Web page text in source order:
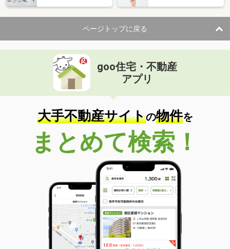
ページトップに戻る
goo住宅・不動産
アプリ
大手不動産サイトの物件を
まとめて検索！